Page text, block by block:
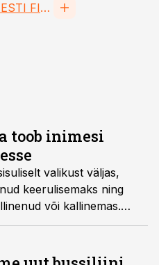
SIA CITADELE LEASING EESTI FILIAAL FIL
toob inimesi
valikust väljas,
keerulisemaks ning
või kallinemas.
sihtkohti, kuhu
rongi või bussiga,” nentis
Michał Leman.